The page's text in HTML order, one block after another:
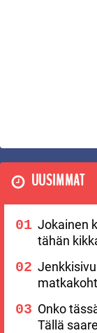
UUSIMMAT
Jokainen
tähän
Onko
Tällä